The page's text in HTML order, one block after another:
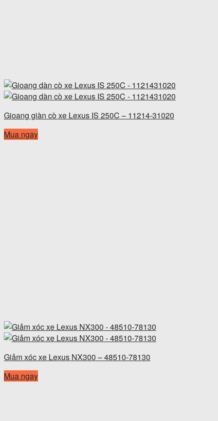
Gioang giàn cò xe Lexus IS 250C – 11214-31020
Mua ngay
Giảm xóc xe Lexus NX300 – 48510-78130
Mua ngay